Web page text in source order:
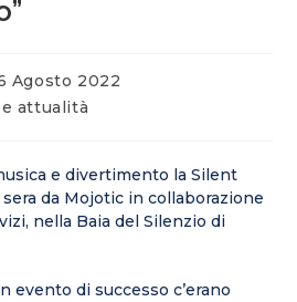
Agosto 2022
attualità
e divertimento la Silent
da Mojotic in collaborazione
nella Baia del Silenzio di
evento di successo c’erano